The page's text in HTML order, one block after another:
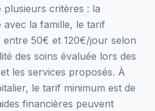
critères : la
avec la famille, le tarif
50€ et 120€/jour selon
des soins évaluée lors des
les services proposés. À
le tarif minimum est de
financières peuvent